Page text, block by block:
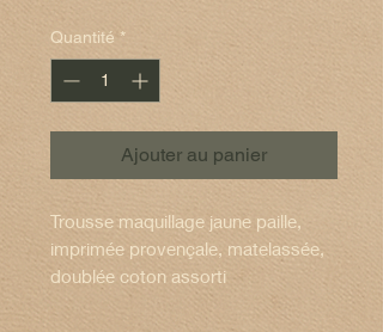
Quantité *
Ajouter au panier
Trousse maquillage jaune paille,
imprimée provençale, matelassée,
doublée coton assorti